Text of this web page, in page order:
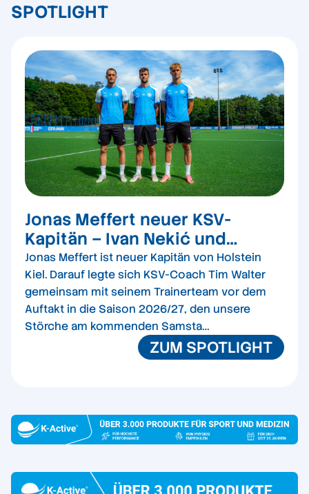
SPOTLIGHT
Jonas Meffert neuer KSV-
Kapitän – Ivan Nekić und
Kasper Davidsen werden Co-
Kapitäne
Jonas Meffert ist neuer Kapitän von Holstein
Kiel. Darauf legte sich KSV-Coach Tim Walter
gemeinsam mit seinem Trainerteam vor dem
Auftakt in die Saison 2026/27, den unsere
Störche am kommenden Samsta…
ZUM SPOTLIGHT